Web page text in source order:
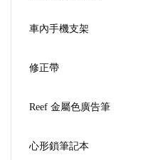
車內手機支架
修正帶
Reef 金屬色廣告筆
心形鎖筆記本